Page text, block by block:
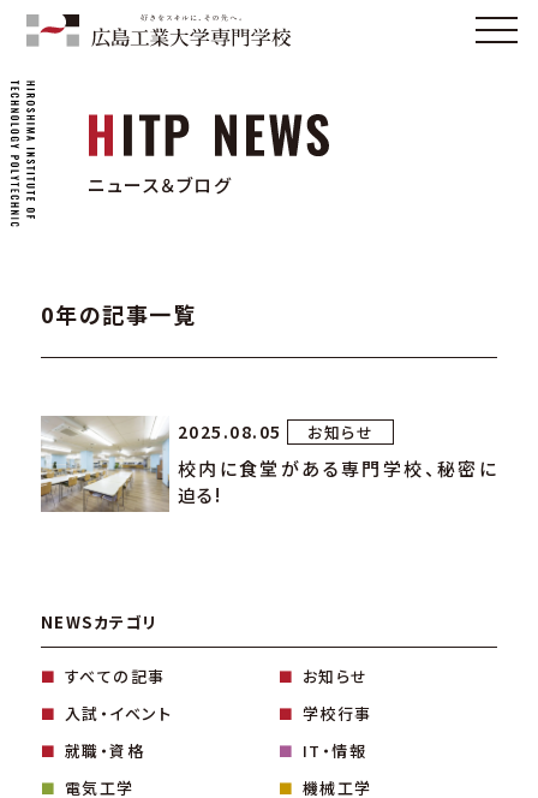
ニュース＆ブログ
0年の記事一覧
2025.08.05 お知らせ
校内に食堂がある専門学校、秘密に
迫る!
NEWSカテゴリ
すべての記事
お知らせ
入試・イベント
学校行事
就職・資格
IT・情報
電気工学
機械工学